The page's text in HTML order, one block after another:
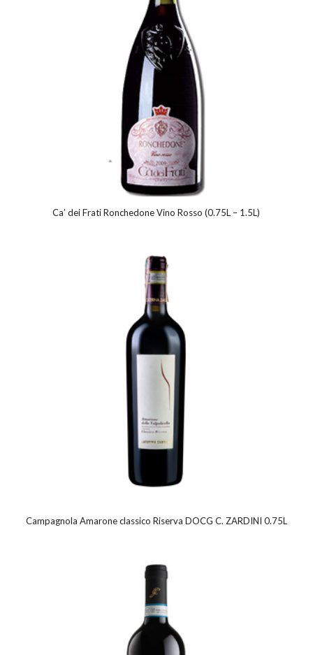
Ca’ dei Frati Ronchedone Vino Rosso (0.75L – 1.5L)
Campagnola Amarone classico Riserva DOCG C. ZARDINI 0.75L